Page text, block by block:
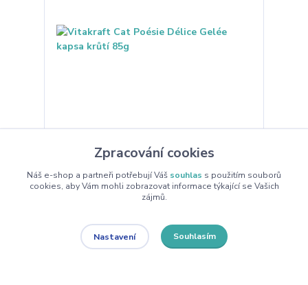
Vitakraft Cat Poésie Délice Gelée kapsa krůtí
Kompletní krmivo pro dospělé kočky, vysoce
kvalitní kousky krůtího masa s želé. Vysoce kvalitní
kousky krůtího masa s neodolatelně lahodným želé
Poésie® Délice zaručuje nejvyšší kvalitu a
prvotřídní ingredience. Nutričně přizpůsobeno
potřebám koček. Receptur...
Zpracování cookies
Náš e-shop a partneři potřebují Váš souhlas s použitím souborů
cookies, aby Vám mohli zobrazovat informace týkající se Vašich
zájmů.
Nastavení Souhlasím